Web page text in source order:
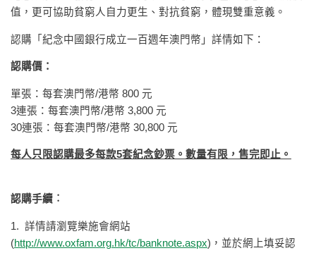
值，更可協助貧窮人自力更生、對抗貧窮，體現雙重意義。
認購「紀念中國銀行成立一百週年澳門幣」詳情如下：
認購價：
單張：每套澳門幣/港幣 800 元
3連張：每套澳門幣/港幣 3,800 元
30連張：每套澳門幣/港幣 30,800 元
每人只限認購最多每款5套紀念鈔票。數量有限，售完即止。
認購手續︰
1. 詳情請瀏覽樂施會網站
(http://www.oxfam.org.hk/tc/banknote.aspx)，並於網上填妥認